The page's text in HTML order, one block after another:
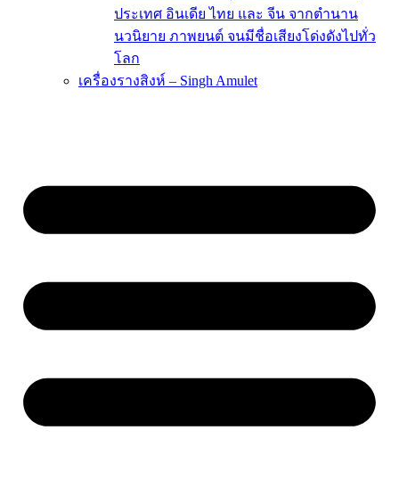
ประเทศ อินเดีย ไทย และ จีน จากตำนาน
นวนิยาย ภาพยนต์ จนมีชื่อเสียงโด่งดังไปทั่ว
โลก
เครื่องรางสิงห์ – Singh Amulet